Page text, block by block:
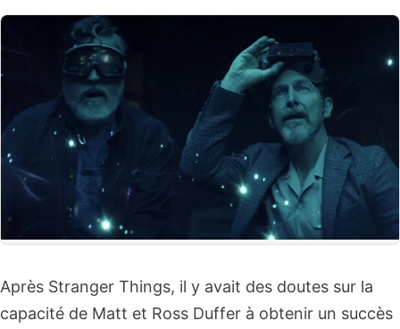
Après Stranger Things, il y avait des doutes sur la
capacité de Matt et Ross Duffer à obtenir un succès